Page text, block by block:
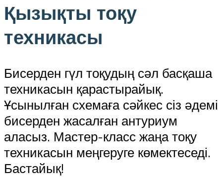
Қызықты тоқу
техникасы
Бисерден гүл тоқудың сәл басқаша
техникасын қарастырайық.
Ұсынылған схемаға сәйкес сіз әдемі
бисерден жасалған антуриум
аласыз. Мастер-класс жаңа тоқу
техникасын меңгеруге көмектеседі.
Бастайық!